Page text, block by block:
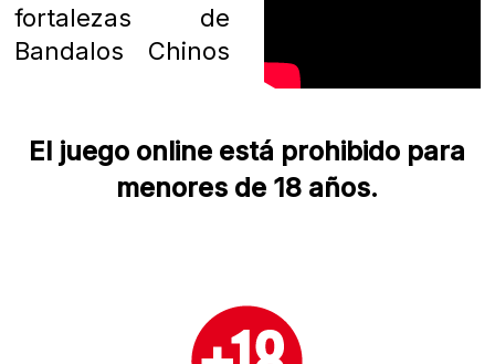
fortalezas de
Bandalos Chinos
El juego online está prohibido para
menores de 18 años.